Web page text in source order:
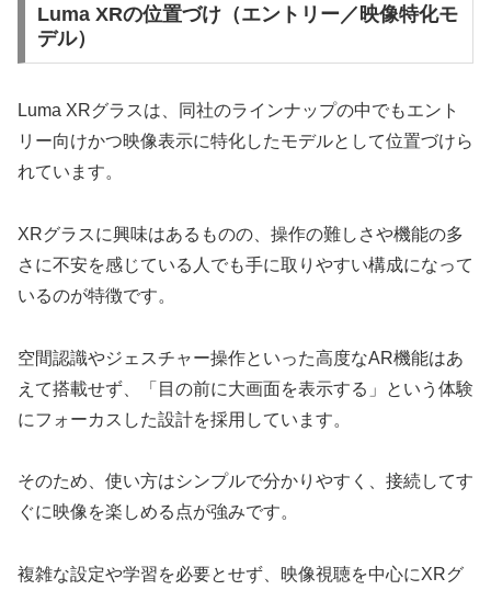
Luma XRの位置づけ（エントリー／映像特化モ
デル）
Luma XRグラスは、同社のラインナップの中でもエント
リー向けかつ映像表示に特化したモデルとして位置づけら
れています。
XRグラスに興味はあるものの、操作の難しさや機能の多
さに不安を感じている人でも手に取りやすい構成になって
いるのが特徴です。
空間認識やジェスチャー操作といった高度なAR機能はあ
えて搭載せず、「目の前に大画面を表示する」という体験
にフォーカスした設計を採用しています。
そのため、使い方はシンプルで分かりやすく、接続してす
ぐに映像を楽しめる点が強みです。
複雑な設定や学習を必要とせず、映像視聴を中心にXRグ